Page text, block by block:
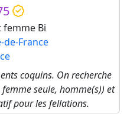
femme Bi
de-France
coquins. On recherche
seule, homme(s)) et
pour les fellations.